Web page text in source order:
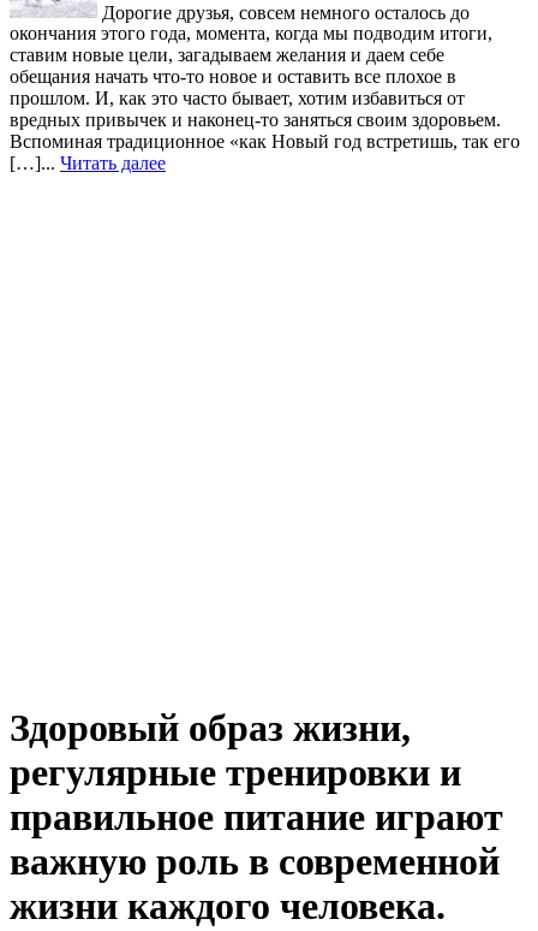
Дорогие друзья, совсем немного осталось до
окончания этого года, момента, когда мы подводим итоги,
ставим новые цели, загадываем желания и даем себе
обещания начать что-то новое и оставить все плохое в
прошлом. И, как это часто бывает, хотим избавиться от
вредных привычек и наконец-то заняться своим здоровьем.
Вспоминая традиционное «как Новый год встретишь, так его
[…]... Читать далее
Здоровый образ жизни,
регулярные тренировки и
правильное питание играют
важную роль в современной
жизни каждого человека.